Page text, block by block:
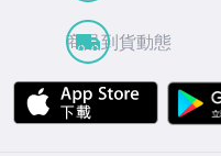
商品到貨動態
APP